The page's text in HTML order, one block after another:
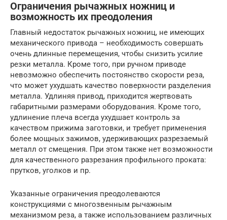
Ограничения рычажных ножниц и
возможность их преодоления
Главный недостаток рычажных ножниц, не имеющих
механического привода – необходимость совершать
очень длинные перемещения, чтобы снизить усилие
резки металла. Кроме того, при ручном приводе
невозможно обеспечить постоянство скорости реза,
что может ухудшать качество поверхности разделения
металла. Удлиняя привод, приходится жертвовать
габаритными размерами оборудования. Кроме того,
удлинение плеча всегда ухудшает контроль за
качеством прижима заготовки, и требует применения
более мощных зажимов, удерживающих разрезаемый
металл от смещения. При этом также нет возможности
для качественного разрезания профильного проката:
прутков, уголков и пр.
Указанные ограничения преодолеваются
конструкциями с многозвенным рычажным
механизмом реза, а также использованием различных